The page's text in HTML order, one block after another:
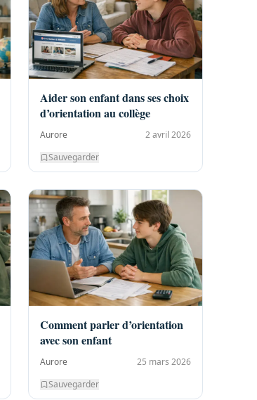
Aider son enfant dans ses choix
d’orientation au collège
Aurore
2 avril 2026
Sauvegarder
Comment parler d’orientation
avec son enfant
Aurore
25 mars 2026
Sauvegarder